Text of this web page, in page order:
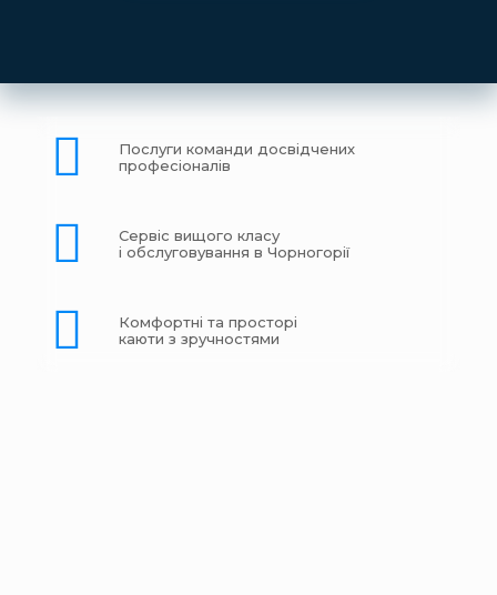
Послуги команди досвідчених
професіоналів
Сервіс вищого класу
і обслуговування в Чорногорії
Комфортні та просторі
каюти з зручностями